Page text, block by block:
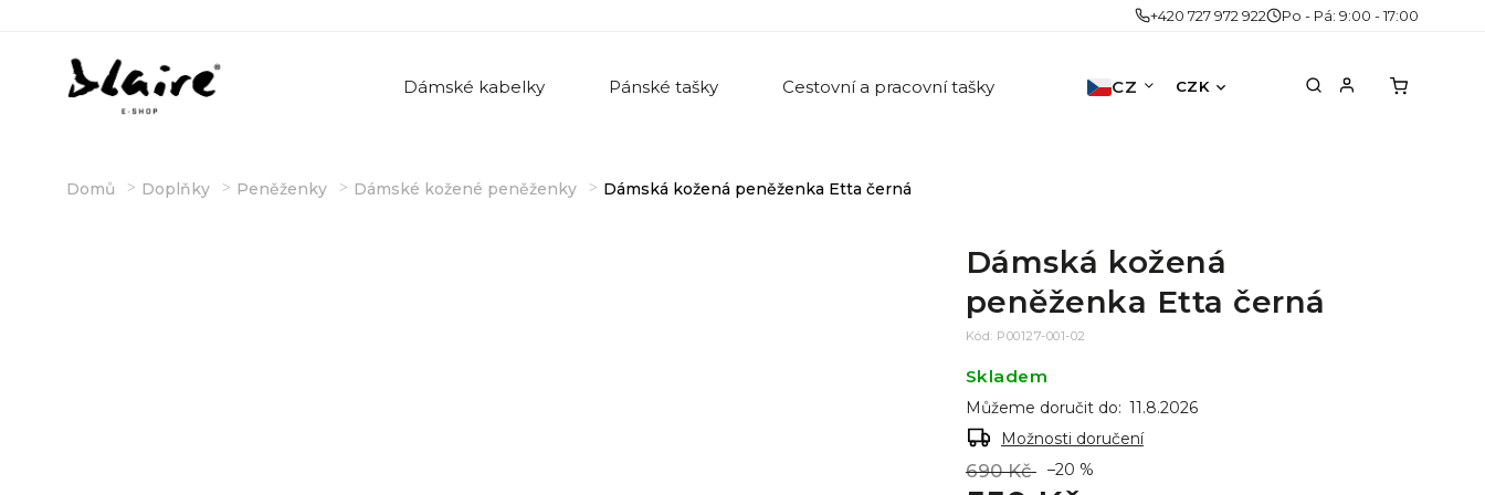
+420 727 972 922 Po - Pá: 9:00 - 17:00
CZ CZK
Dámské kabelky Pánské tašky Cestovní a pracovní tašky Doplňky Akce Druhá šance
Domů Doplňky Peněženky Dámské kožené peněženky Dámská kožená peněženka Etta černá
Dámská kožená
peněženka Etta černá
Kód: P00127-001-02
Skladem
Můžeme doručit do: 11.8.2026
Možnosti doručení
690 Kč –20 %